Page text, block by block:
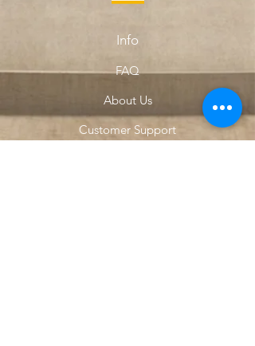
Info
FAQ
About Us
Customer Support